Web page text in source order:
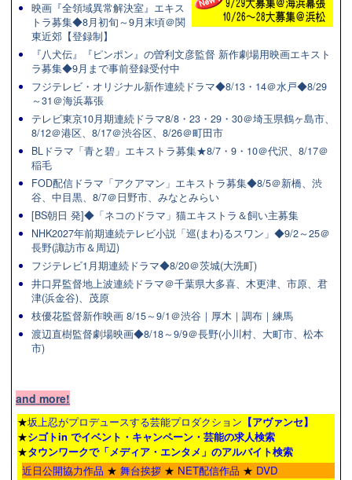
映画『全領域異常解決室』エキス
トラ募集◆8月初旬～9月末頃＠関
東近郊【登録制】
『八犬伝』『ピンポン』の曽利文彦監督 新作劇場用映画エキスト
ラ募集◆9月まで事前登録受付中
フジテレビ・オリジナル新作連続ドラマ◆8/13・14＠水戸◆8/29
～31＠海浜幕張
テレビ東京10月期連続ドラマ8/8・23・29・30＠埼玉県鶴ヶ島市、
8/12＠港区、8/17＠渋谷区、8/26＠町田市
BLドラマ「青と碧」エキストラ募集★8/7・9・10＠代沢、8/17＠
稲毛
FOD配信ドラマ「アクアマン」エキストラ募集◆8/5＠新橋、渋
谷、中目黒、8/7＠日野市、みなとみらい
[BS朝日 発]◆「ネコのドラマ」猫エキストラ＆飼い主募集
NHK2027年前期連続テレビ小説「巡(まわ)るスワン」◆9/2～25＠
長野(諏訪市＆周辺)
フジテレビ1月期連続ドラマ◆8/20＠茨城(大洗町)
井口昇監督地上波連続ドラマ＠千葉県大多喜、木更津、市原、君
津(浜金谷)、茂原
枝優花監督新作映画 8/15～9/1＠渋谷｜厚木｜調布｜練馬
渡辺直樹監督劇場映画◆8/18～9/9＠長野(小川村、大町市、松本
市)
and more!
★坂上忍がプロデュースする芸能プロダクション 【アヴァンセ】
★シゴトin でイベント・キャンペーン・芸能の求人検索
★タウンワークで「メディア・エンタメ」のアルバイト検索
近日公開協力作品 ★ 舞台挨拶 ★ NET配信作品 ★ DVD